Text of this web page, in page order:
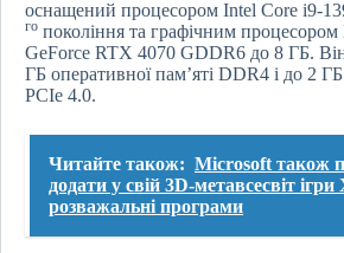
оснащений процесором Intel Core i9-
го покоління та графічним
GeForce RTX 4070 GDDR6 до 8 ГБ.
ГБ оперативної пам’яті DDR4 і до 2 ГБ
PCIe 4.0.
Читайте також: Microsoft також
додати у свій 3D-метавсесвіт ігри
розважальні програми